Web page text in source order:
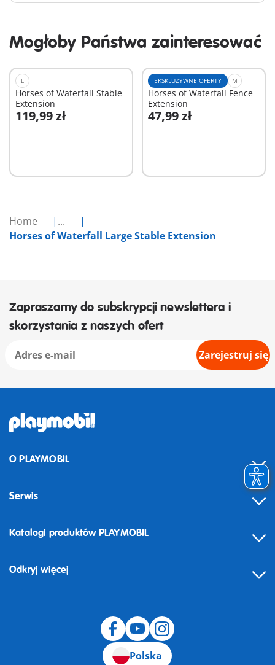
Home
...
Horses of Waterfall Large Stable Extension
Mogłoby Państwa zainteresować
L
Horses of Waterfall Stable
Extension
119,99 zł
Dodaj do koszyka
EKSKLUZYWNE OFERTY M
Horses of Waterfall Fence
Extension
47,99 zł
Dodaj do koszyka
Zapraszamy do subskrypcji newslettera i
skorzystania z naszych ofert
Zarejestruj się
O PLAYMOBIL
Serwis
Odstąpienie od umowy
Katalogi produktów PLAYMOBIL
Odkryj więcej
Polska